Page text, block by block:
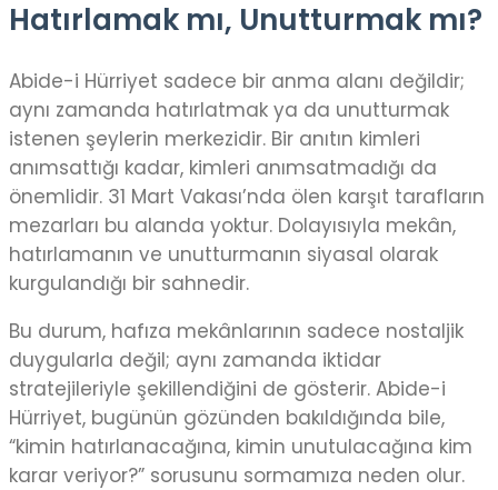
Hatırlamak mı, Unutturmak mı?
Abide-i Hürriyet sadece bir anma alanı değildir;
aynı zamanda hatırlatmak ya da unutturmak
istenen şeylerin merkezidir. Bir anıtın kimleri
anımsattığı kadar, kimleri anımsatmadığı da
önemlidir. 31 Mart Vakası’nda ölen karşıt tarafların
mezarları bu alanda yoktur. Dolayısıyla mekân,
hatırlamanın ve unutturmanın siyasal olarak
kurgulandığı bir sahnedir.
Bu durum, hafıza mekânlarının sadece nostaljik
duygularla değil; aynı zamanda iktidar
stratejileriyle şekillendiğini de gösterir. Abide-i
Hürriyet, bugünün gözünden bakıldığında bile,
“kimin hatırlanacağına, kimin unutulacağına kim
karar veriyor?” sorusunu sormamıza neden olur.